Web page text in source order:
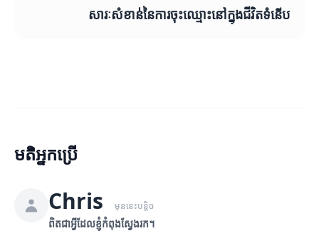
សារៈសំខាន់នៃការចុះឈ្មោះនៅក្នុងជីវិតទំនើប
មតិអ្នកប្រើ
Chris មុននេះបន្តិច
ពិតជាអ្វីដែលខ្ញុំកំពុងស្វែងរក។